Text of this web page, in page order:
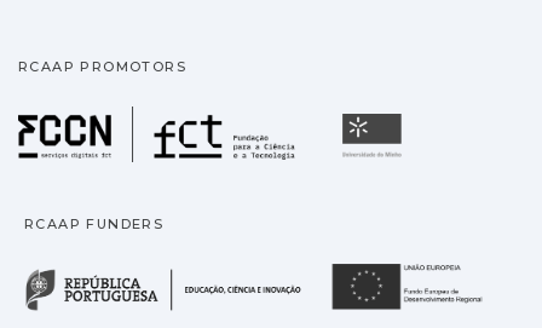
RCAAP PROMOTORS
Fundação para a
RCAAP FUNDERS
República Portuguesa